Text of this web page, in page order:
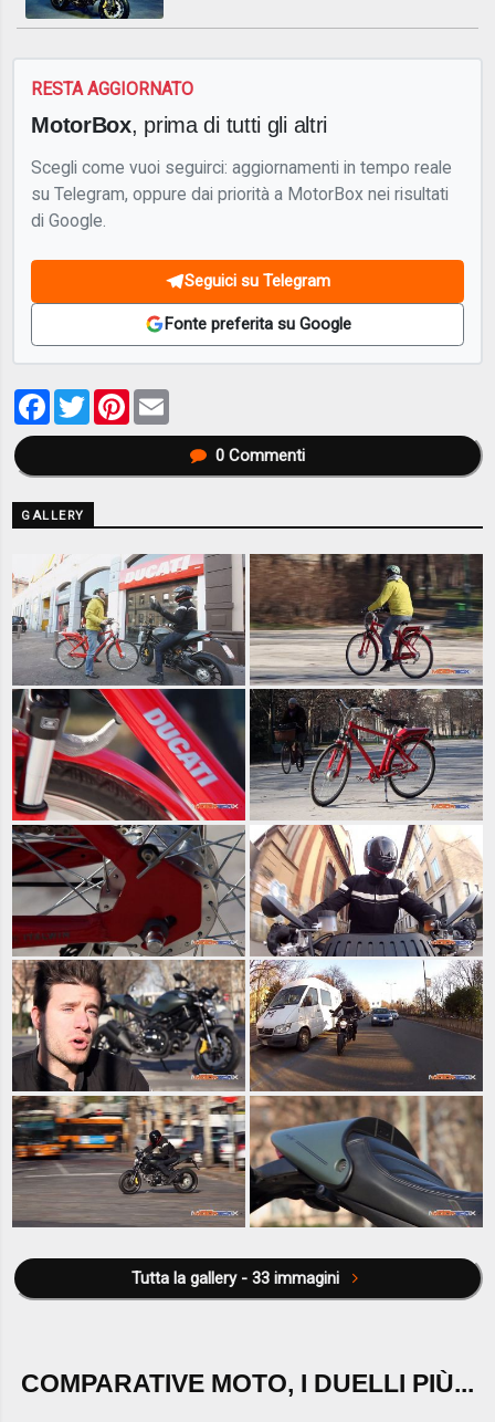
RESTA AGGIORNATO
MotorBox, prima di tutti gli altri
Scegli come vuoi seguirci: aggiornamenti in tempo reale
su Telegram, oppure dai priorità a MotorBox nei risultati
di Google.
Seguici su Telegram
Fonte preferita su Google
Facebook
TwitterPinterest
0Commenti
GALLERY
Tutta la gallery - 33 immagini
COMPARATIVE MOTO, I DUELLI PIÙ...